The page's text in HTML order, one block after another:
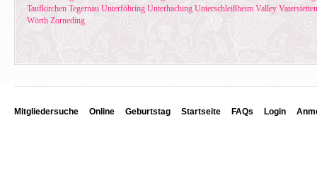
Taufkirchen Tegernau Unterföhring Unterhaching Unterschleißheim Valley Vaterstetten
Wörth Zorneding
Mitgliedersuche Online Geburtstag Startseite FAQs Login